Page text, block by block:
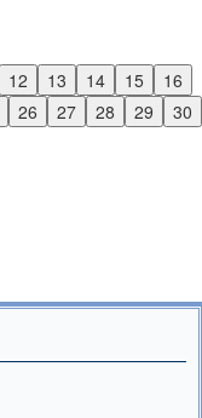
12 13 14 15
16
26 27 28 29
30